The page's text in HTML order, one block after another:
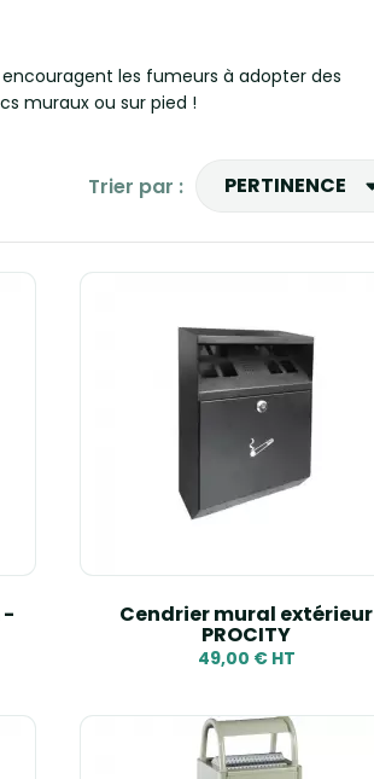
les fumeurs à adopter des
muraux ou sur pied !
Trier par : PERTINENCE
Pertinence
Nom, Z à A
Prix, croissant
Prix, décroissant
Reference, A to Z
Reference, Z to A
- Cendrier mural extérieur
PROCITY
49,00 € HT